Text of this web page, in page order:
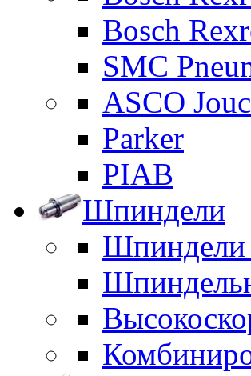
Bosch
SMC
ASCO
Parker
PIAB
Шпиндели
Шпиндели